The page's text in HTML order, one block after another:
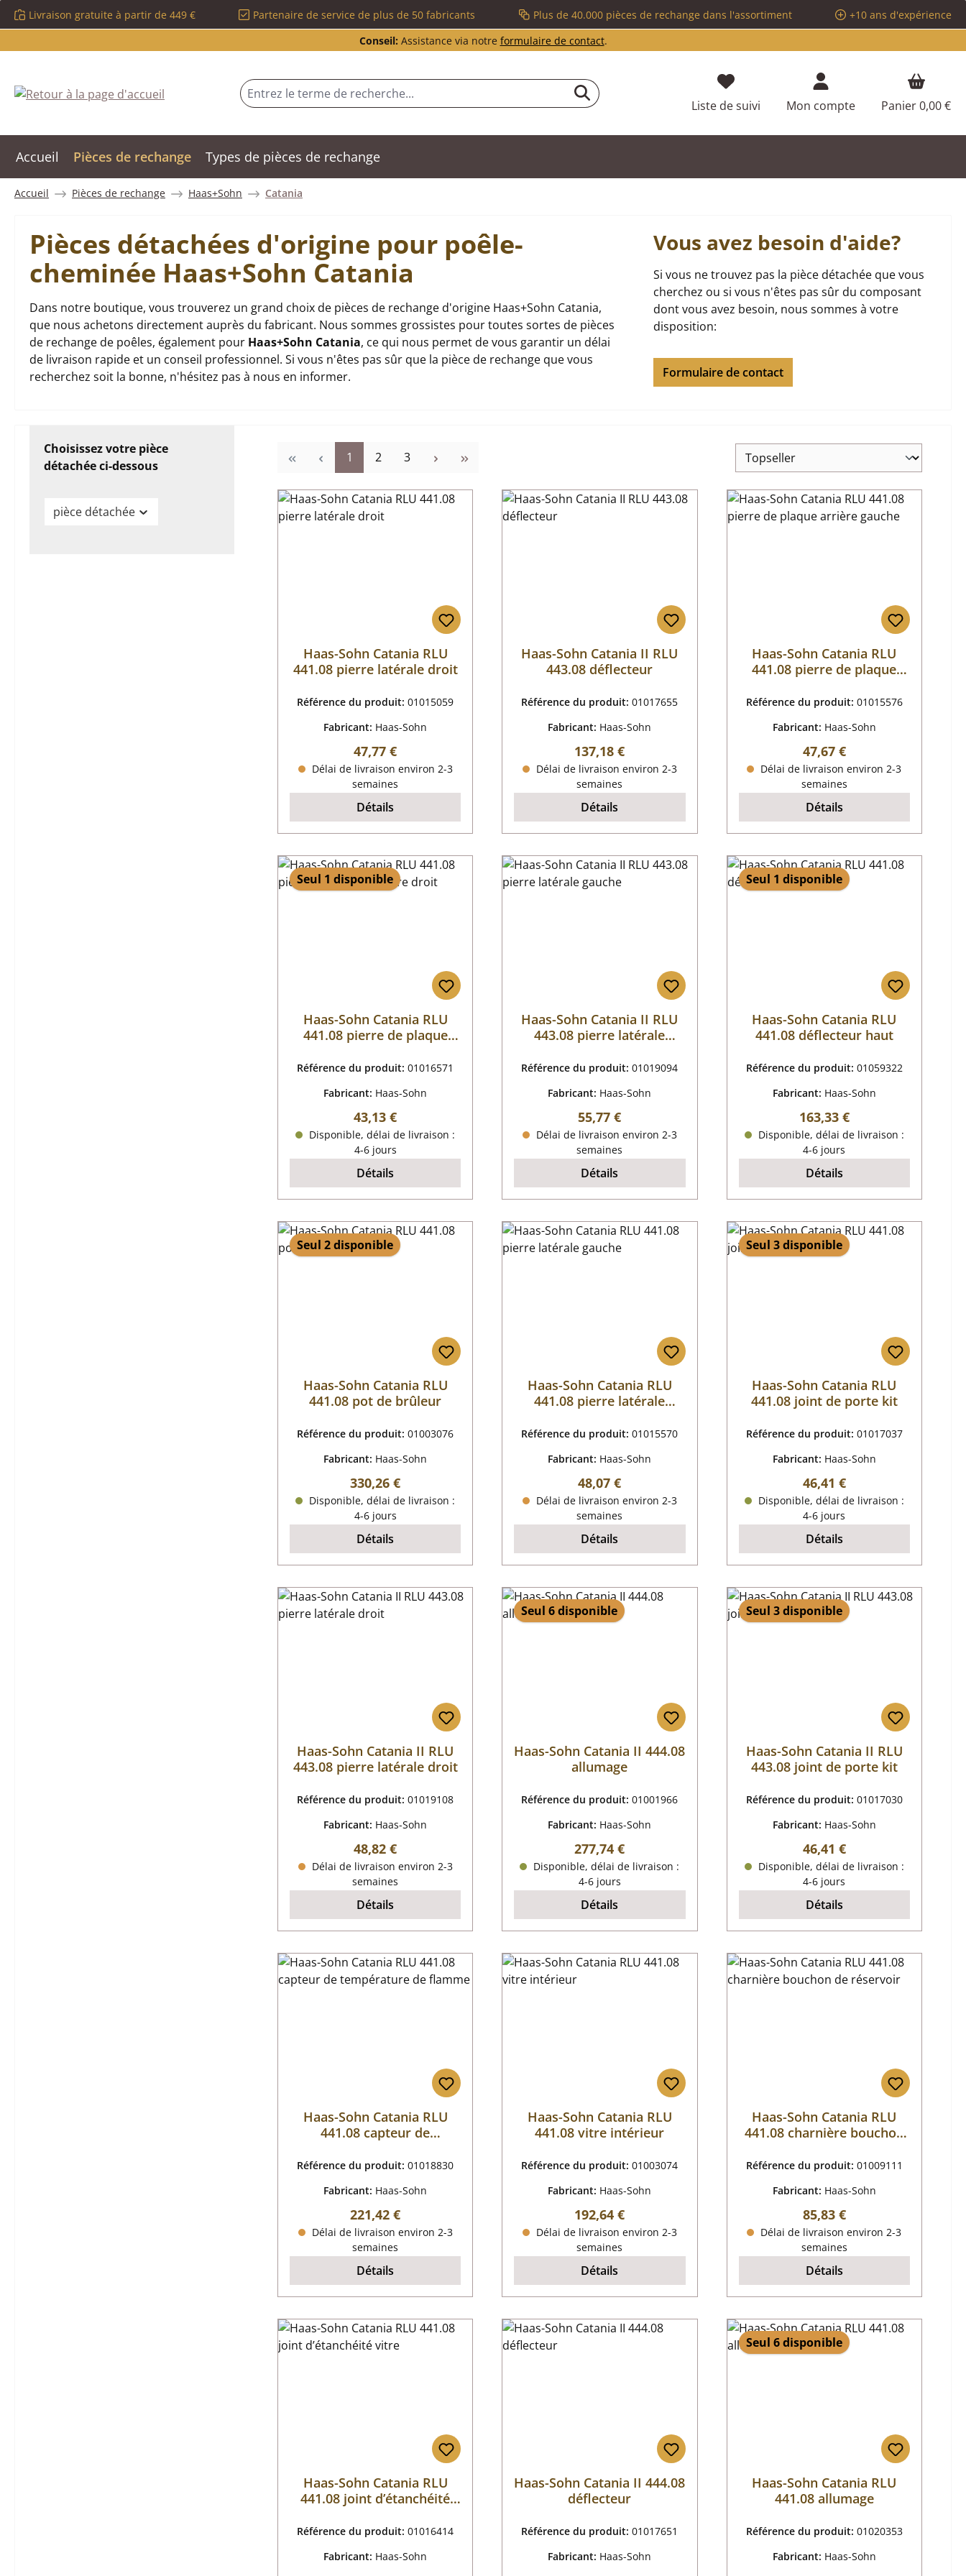
au contenu principal
Passer à la recherche
Passer à la navigation principale
Livraison gratuite à partir de 449 € Partenaire de service de plus de 50 fabricants Plus de 40.000 pièces de rechange dans l'assortiment
+10 ans d'expérience
Conseil: Assistance via notre formulaire de contact.
Liste de suivi Vous avez 0 articles dans votre liste
Mon compte Panier0,00 €
Accueil Pièces de rechange Types de pièces de rechange
Accueil Pièces de rechange Haas+Sohn Catania
Pièces détachées d'origine pour poêle-
cheminée Haas+Sohn Catania
Dans notre boutique, vous trouverez un grand choix de pièces de rechange d'origine Haas+Sohn Catania,
que nous achetons directement auprès du fabricant. Nous sommes grossistes pour toutes sortes de pièces
de rechange de poêles, également pour Haas+Sohn Catania, ce qui nous permet de vous garantir un délai
de livraison rapide et un conseil professionnel. Si vous n'êtes pas sûr que la pièce de rechange que vous
recherchez soit la bonne, n'hésitez pas à nous en informer.
Vous avez besoin d'aide?
Si vous ne trouvez pas la pièce détachée que vous
cherchez ou si vous n'êtes pas sûr du composant
dont vous avez besoin, nous sommes à votre
disposition:
Formulaire de contact
Choisissez votre pièce
détachée ci-dessous
pièce détachée
Page
1 Page
2 Page
3
Haas-Sohn Catania RLU
441.08 pierre latérale droit
Référence du produit:01015059
Fabricant: Haas-Sohn
Prix régulier :
47,77 €
Délai de livraison environ 2-3
semaines
Détails
Haas-Sohn Catania II RLU
443.08 déflecteur
Référence du produit:01017655
Fabricant: Haas-Sohn
Prix régulier :
137,18 €
Délai de livraison environ 2-3
semaines
Détails
Haas-Sohn Catania RLU
441.08 pierre de plaque
Référence du produit: 01015576
Fabricant: Haas-Sohn
Prix régulier :
47,67 €
Délai de livraison environ 2-3
semaines
Détails
Seul 1 disponible
Haas-Sohn Catania RLU
441.08 pierre de plaque
Référence du produit:01016571
Fabricant: Haas-Sohn
Prix régulier :
43,13 €
Disponible, délai de livraison :
4-6 jours
Détails
Haas-Sohn Catania II RLU
443.08 pierre latérale
Référence du produit:01019094
Fabricant: Haas-Sohn
Prix régulier :
55,77 €
Délai de livraison environ 2-3
semaines
Détails
Seul 1 disponible
Haas-Sohn Catania RLU
441.08 déflecteur haut
Référence du produit: 01059322
Fabricant: Haas-Sohn
Prix régulier :
163,33 €
Disponible, délai de livraison :
4-6 jours
Détails
Seul 2 disponible
Haas-Sohn Catania RLU
441.08 pot de brûleur
Référence du produit:01003076
Fabricant: Haas-Sohn
Prix régulier :
330,26 €
Disponible, délai de livraison :
4-6 jours
Détails
Haas-Sohn Catania RLU
441.08 pierre latérale
Référence du produit:01015570
Fabricant: Haas-Sohn
Prix régulier :
48,07 €
Délai de livraison environ 2-3
semaines
Détails
Seul 3 disponible
Haas-Sohn Catania RLU
441.08 joint de porte kit
Référence du produit: 01017037
Fabricant: Haas-Sohn
Prix régulier :
46,41 €
Disponible, délai de livraison :
4-6 jours
Détails
Haas-Sohn Catania II RLU
443.08 pierre latérale droit
Référence du produit:01019108
Fabricant: Haas-Sohn
Prix régulier :
48,82 €
Délai de livraison environ 2-3
semaines
Détails
Seul 6 disponible
Haas-Sohn Catania II 444.08
allumage
Référence du produit:01001966
Fabricant: Haas-Sohn
Prix régulier :
277,74 €
Disponible, délai de livraison :
4-6 jours
Détails
Seul 3 disponible
Haas-Sohn Catania II RLU
443.08 joint de porte kit
Référence du produit: 01017030
Fabricant: Haas-Sohn
Prix régulier :
46,41 €
Disponible, délai de livraison :
4-6 jours
Détails
Haas-Sohn Catania RLU
441.08 capteur de
Référence du produit:01018830
Fabricant: Haas-Sohn
Prix régulier :
221,42 €
Délai de livraison environ 2-3
semaines
Détails
Haas-Sohn Catania RLU
441.08 vitre intérieur
Référence du produit:01003074
Fabricant: Haas-Sohn
Prix régulier :
192,64 €
Délai de livraison environ 2-3
semaines
Détails
Haas-Sohn Catania RLU
441.08 charnière bouchon
Référence du produit: 01009111
Fabricant: Haas-Sohn
Prix régulier :
85,83 €
Délai de livraison environ 2-3
semaines
Détails
Haas-Sohn Catania RLU
441.08 joint d’étanchéité
Référence du produit:01016414
Fabricant: Haas-Sohn
Haas-Sohn Catania II 444.08
déflecteur
Référence du produit:01017651
Fabricant: Haas-Sohn
Seul 6 disponible
Haas-Sohn Catania RLU
441.08 allumage
Référence du produit: 01020353
Fabricant: Haas-Sohn